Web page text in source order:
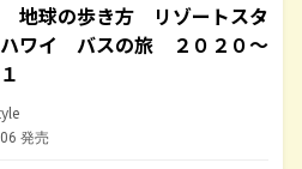
地球の歩き方 リゾートスタ
ワイ バスの旅 ２０２０～
発売